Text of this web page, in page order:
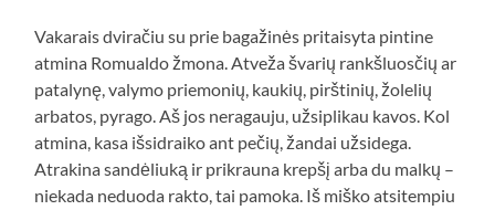
Vakarais dviračiu su prie bagažinės pritaisyta pintine
atmina Romualdo žmona. Atveža švarių rankšluosčių ar
patalynę, valymo priemonių, kaukių, pirštinių, žolelių
arbatos, pyrago. Aš jos neragauju, užsiplikau kavos. Kol
atmina, kasa išsidraiko ant pečių, žandai užsidega.
Atrakina sandėliuką ir prikrauna krepšį arba du malkų –
niekada neduoda rakto, tai pamoka. Iš miško atsitempiu